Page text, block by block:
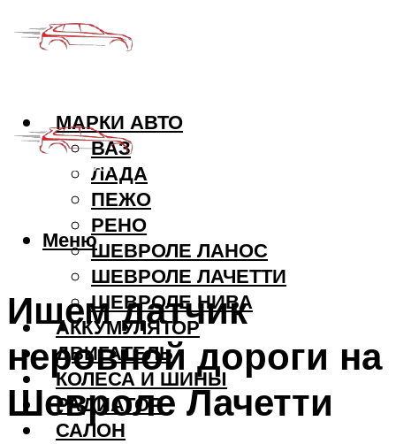
МАРКИ АВТО
ВАЗ
ЛАДА
ПЕЖО
РЕНО
ШЕВРОЛЕ ЛАНОС
ШЕВРОЛЕ ЛАЧЕТТИ
ШЕВРОЛЕ НИВА
АККУМУЛЯТОР
ДВИГАТЕЛЬ
КОЛЕСА И ШИНЫ
РАДИАТОР
САЛОН
Меню
Ищем датчик
неровной дороги на
Шевроле Лачетти